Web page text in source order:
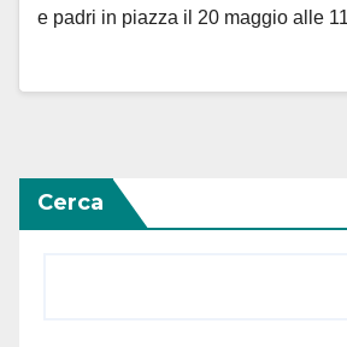
e padri in piazza il 20 maggio alle
Cerca